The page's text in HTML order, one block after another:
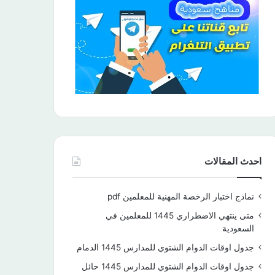
احدث المقالات
نماذج اختبار الرخصة المهنية للمعلمين pdf
متى ينتهي الاضطراري 1445 للمعلمين في
السعودية
جدول اوقات الدوام الشتوي للمدارس 1445 الدمام
جدول اوقات الدوام الشتوي للمدارس 1445 حائل